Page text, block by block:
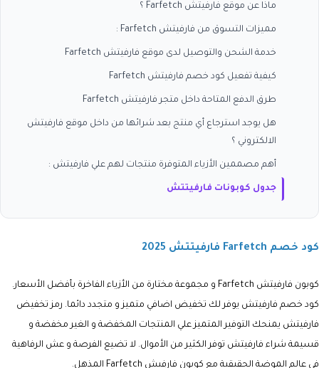
ماذا عن موقع فارفيتش Farfetch ؟
مميزات التسوق من فارفيتش Farfetch :
خدمة الشحن والتوصيل لدى موقع فارفيتش Farfetch
كيفية تفعيل كود خصم فارفيتش Farfetch
طرق الدفع المتاحة داخل متجر فارفيتش Farfetch
هل يوجد استرجاع أي منتج بعد شرائها من داخل موقع فارفيتش
الالكتروني ؟
أهم مصممين الأزياء المتوفرة منتجات لهم علي فارفيتش :
جدول كوبونات فارفيتتش
كود خصم Farfetch فارفيتتش 2025
كوبون فارفيتش Farfetch و مجموعة مختارة من الأزياء الفاخرة بأفضل الأسعار.
كود خصم فارفيتش يوفر لك تخفيض اضافي متميز و متجدد دائما. رمز تخفيض
فارفيتش يمنحك التوفير المتميز علي المنتجات المخفضة و الغير مخفضة و
قسيمة شراء فارفيتش توفر الكثير من الأموال. لا تضيع الفرصة و عش الرفاهية
في عالم الموضة الحقيقية مع كوبون فارفيش Farfetch المذهل.